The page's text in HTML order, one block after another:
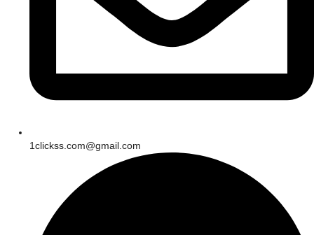
1clickss.com@gmail.com